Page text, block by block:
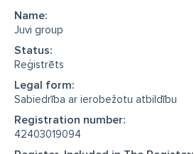
Name:
Juvi group
Status:
Reģistrēts
Legal form:
Sabiedrība ar ierobežotu atbildību
Registration number:
42403019094